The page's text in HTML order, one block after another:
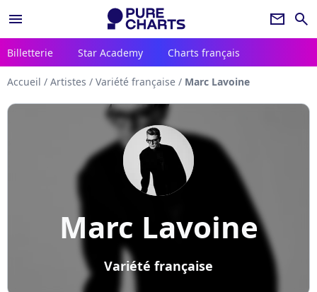
menu newsletter search
Billetterie Star Academy Charts français
Accueil / Artistes / Variété française / Marc Lavoine
Marc Lavoine
Variété française